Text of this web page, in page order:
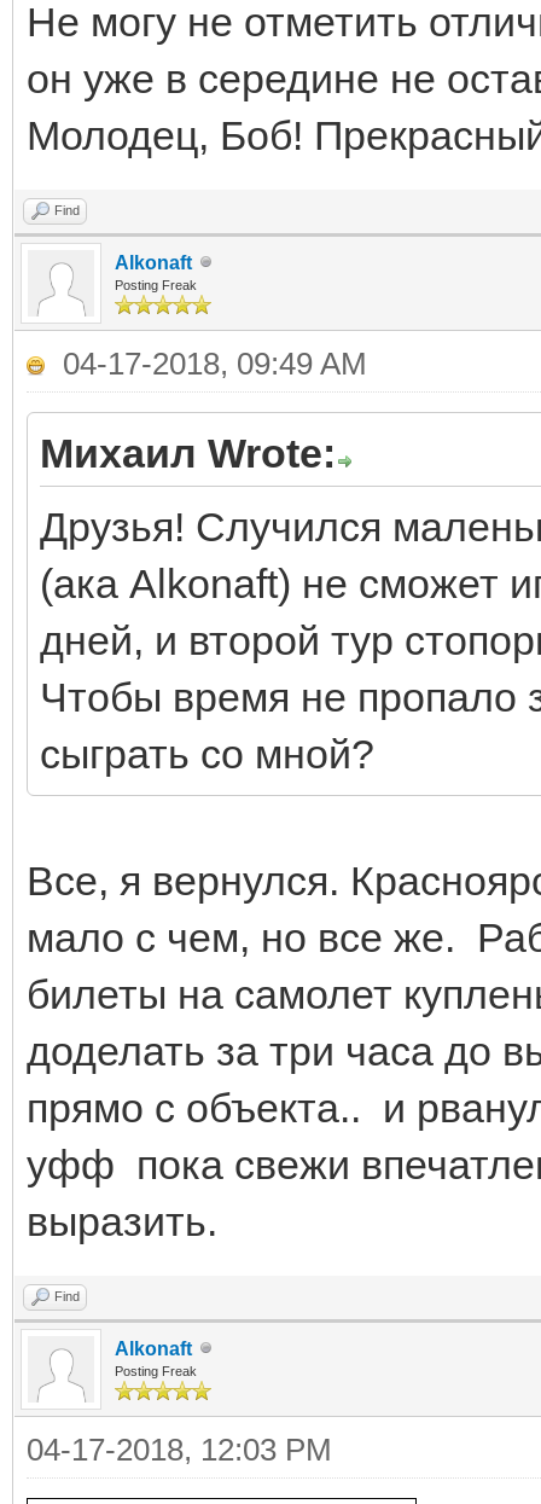
Не могу не отметить
он уже в середине не
Молодец, Боб!
Find
Alkonaft
Posting Freak
04-17-2018, 09:49 AM
Михаил Wrote:
Друзья! Случился
(ака Alkonaft) не сможет
дней, и второй тур
Чтобы время не пропало
сыграть со мной?
Все, я вернулся.
мало с чем, но все же.
билеты на самолет
доделать за три часа до
прямо с объекта.. и
уфф пока свежи
выразить.
Find
Alkonaft
Posting Freak
04-17-2018, 12:03 PM